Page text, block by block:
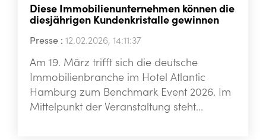
Diese Immobilienunternehmen können die
diesjährigen Kundenkristalle gewinnen
Presse : 12.02.2026, 14:11:37
Am 19. März trifft sich die deutsche
Immobilienbranche im Hotel Atlantic
Hamburg zum Benchmark Event 2026. Im
Mittelpunkt der Veranstaltung steht...